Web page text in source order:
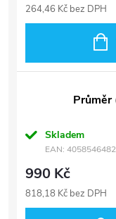
264,46 Kč bez DPH
Průměr
Skladem
EAN:
990 Kč
818,18 Kč bez DPH